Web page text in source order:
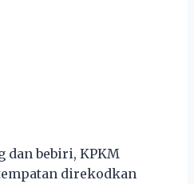
dan bebiri, KPKM
direkodkan